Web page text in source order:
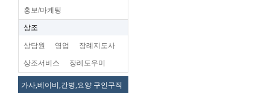
홍보/마케팅
상조
상담원 영업 장례지도사
상조서비스 장례도우미
가사,베이비,간병,요양 구인구직